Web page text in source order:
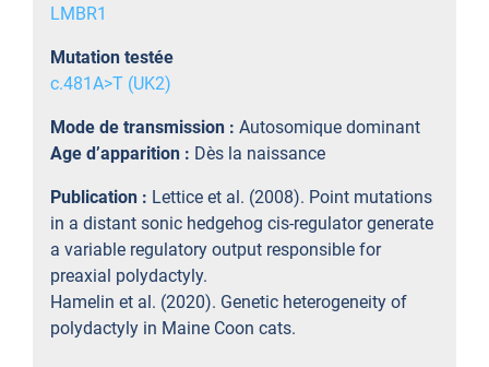
LMBR1
Mutation testée
c.481A>T (UK2)
Mode de transmission : Autosomique dominant
Age d’apparition : Dès la naissance
Publication : Lettice et al. (2008). Point mutations
in a distant sonic hedgehog cis-regulator generate
a variable regulatory output responsible for
preaxial polydactyly.
Hamelin et al. (2020). Genetic heterogeneity of
polydactyly in Maine Coon cats.